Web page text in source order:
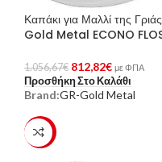
Καπάκι για Μαλλί της Γριάς
Gold Metal ECONO
1.056,67€ 812,82€ με ΦΠΑ
Προσθήκη Στο Καλάθι
Brand:GR-Gold Metal
-23%